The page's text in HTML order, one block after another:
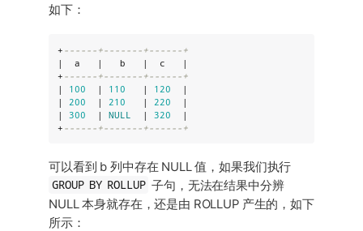
如下：
+ ------+-------+------+
|  a   |   b   |  c   |
+ ------+-------+------+
| 100
  |
110
   |
120
  |
| 200
  |
210
   |
220
  |
| 300
  |
NULL
  |
320
  |
+ ------+-------+------+
可以看到 b 列中存在 NULL 值，如果我们执行
GROUP BY ROLLUP 子句，无法在结果中分辨
NULL 本身就存在，还是由 ROLLUP 产生的，如下
所示：